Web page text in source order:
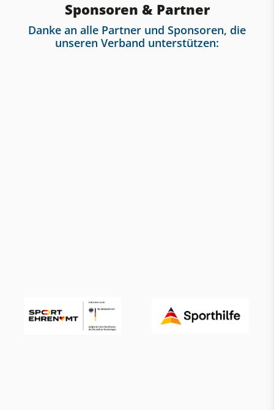
Sponsoren & Partner
Danke an alle Partner und Sponsoren, die
unseren Verband unterstützen: